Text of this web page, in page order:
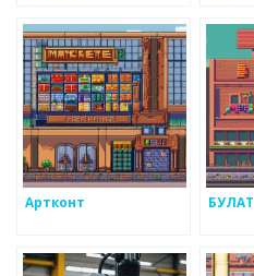
комфорт
Артконт БУЛАТ